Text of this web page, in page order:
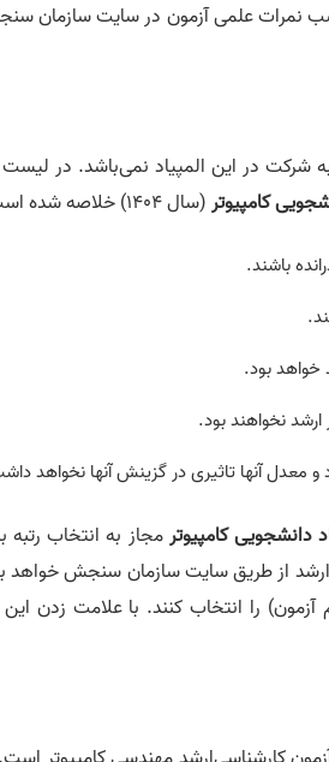
کسب نمرات علمی آزمون در سایت سازمان
در این المپیاد نمی‌باشد. در لیست
کامپیوتر(سال 1404) خلاصه شده است:
خواهد بود.
نخواهند بود.
و معدل آنها تاثیری در گزینش آنها نخواهد
دانشجویی کامپیوترمجاز به انتخاب رتبه
از طریق سایت سازمان سنجش خواهد
ثبت‌نام می‌بایست بند 31 (در فرم ثبت نام آزمون) را انتخاب کنند. با علامت زدن